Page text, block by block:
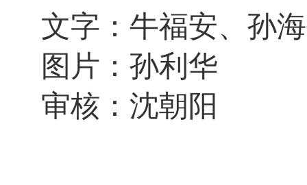
文字：牛福安、孙
图片： 孙利华
审核：沈朝阳